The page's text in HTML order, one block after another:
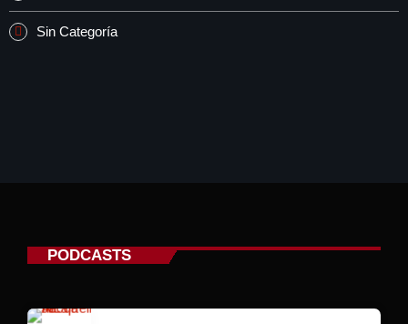
Sin Categoría
PODCASTS